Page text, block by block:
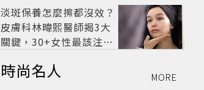
紅盤
淡斑保養怎麼擦都沒效？
皮膚科林暐熙醫師揭3大
關鍵，30+女性最該注意
時尚名人 MORE